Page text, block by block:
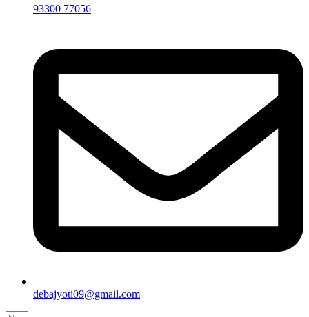
93300 77056
debajyoti09@gmail.com